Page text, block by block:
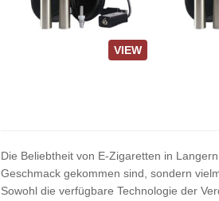
VIEW
Die Beliebtheit von E-Zigaretten in
Geschmack gekommen sind, sondern
Sowohl die verfügbare Technologie der